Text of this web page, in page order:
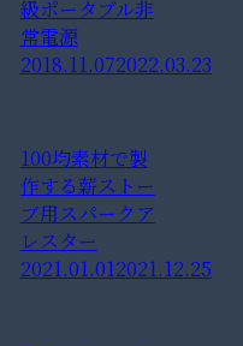
級ポータブル非
常電源
2018.11.072022.03.23
100均素材で製
作する薪ストー
ブ用スパークア
レスター
2021.01.012021.12.25